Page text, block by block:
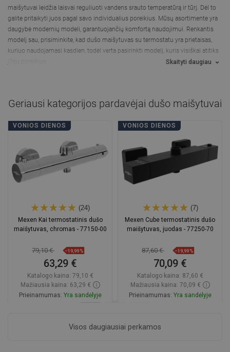
maišytuvai leidžia laisvai reguliuoti vandens srauto temperatūrą ir tūrį. Dėl to
galite pritaikyti juos pagal savo individualius poreikius. Mūsų asortimente yra
daugybė modernių modeli, garantuojančių komfortą naudojimui. Renkantis
modelį sau, prisiminkite, kad dušo maišytuvas su termostatu yra prietaisas,
kuriuo naudojamasi kasdien, todėl verta pasirinkti modelį, kuris visiškai atitiks
Skaityti daugiau
Geriausi kategorijos pardavėjai dušo maišytuvai
VONIOS DIENOS
(24)
Mexen Kai termostatinis dušo
maišytuvas, chromas - 77150-00
79,10 € −19,99%
63,29 €
Katalogo kaina: 79,10 €
Mažiausia kaina: 63,29 €
Prieinamumas: Yra sandėlyje
VONIOS DIENOS
(7)
Mexen Cube termostatinis dušo
maišytuvas, juodas - 77250-70
87,60 € −19,99%
70,09 €
Katalogo kaina: 87,60 €
Mažiausia kaina: 70,09 €
Prieinamumas: Yra sandėlyje
Visos daugiausiai perkamos